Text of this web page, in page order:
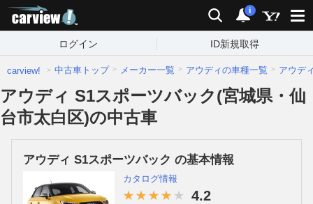
検索 通知
i
ログイン ID新規取得
carview! 中古車トップ メーカー一覧 アウディの車種一覧 アウデ
アウディ S1スポーツバック(宮城県・仙
台市太白区)の中古車
アウディ S1スポーツバック の基本情報
カタログ情報
4.2